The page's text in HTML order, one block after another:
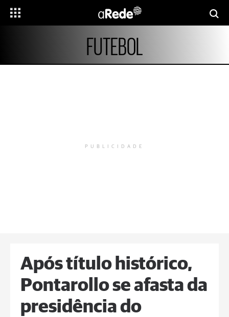
FUTEBOL
PUBLICIDADE
Após título histórico,
Pontarollo se afasta da
presidência do